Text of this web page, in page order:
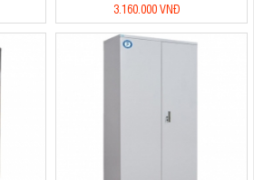
3.160.000 VNĐ